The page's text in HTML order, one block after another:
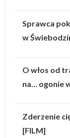
Sprawca
w
O włos od
na… ogonie
Zderzenie
[FILM]